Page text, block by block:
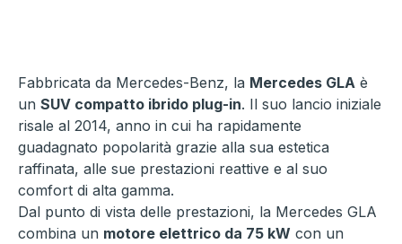
Fabbricata da Mercedes-Benz, la Mercedes GLA è
un SUV compatto ibrido plug-in. Il suo lancio iniziale
risale al 2014, anno in cui ha rapidamente
guadagnato popolarità grazie alla sua estetica
raffinata, alle sue prestazioni reattive e al suo
comfort di alta gamma.
Dal punto di vista delle prestazioni, la Mercedes GLA
combina un motore elettrico da 75 kW con un